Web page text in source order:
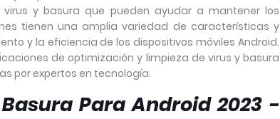
y basura que pueden ayudar a mantener los
tienen una amplia variedad de características y
y la eficiencia de los dispositivos móviles Android.
de optimización y limpieza de virus y basura
por expertos en tecnología.
Para Android 2023 -